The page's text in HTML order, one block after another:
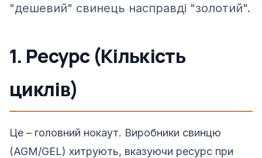
"дешевий" свинець насправді "золотий".
1. Ресурс (Кількість
циклів)
Це – головний нокаут. Виробники свинцю
(AGM/GEL) хитрують, вказуючи ресурс при